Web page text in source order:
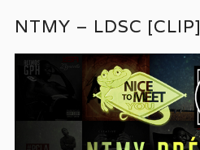
NTMY – LDSC [CLIP]